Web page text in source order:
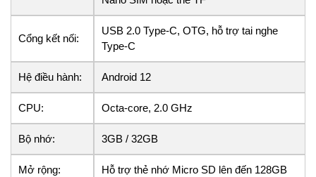
Cổng kết nối:
USB 2.0 Type-C, OTG, hỗ trợ tai nghe
Type-C
Hệ điều hành: Android 12
CPU: Octa-core, 2.0 GHz
Bộ nhớ: 3GB / 32GB
Mở rộng: Hỗ trợ thẻ nhớ Micro SD lên đến 128GB